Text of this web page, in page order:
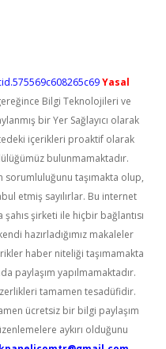
Yasal
Bilgi Teknolojileri ve
bir Yer Sağlayıcı olarak
içerikleri proaktif olarak
bulunmamaktadır.
sorumluluğunu taşımakta olup,
etmiş sayılırlar. Bu internet
şirketi ile hiçbir bağlantısı
hazırladığımız makaleler
haber niteliği taşımamakta
paylaşım yapılmamaktadır.
tamamen tesadüfidir.
ücretsiz bir bilgi paylaşım
aykırı olduğunu